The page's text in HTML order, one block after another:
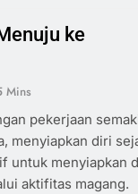
ke
Mins
pekerjaan
menyiapkan diri
untuk menyiapkan
aktifitas magang.